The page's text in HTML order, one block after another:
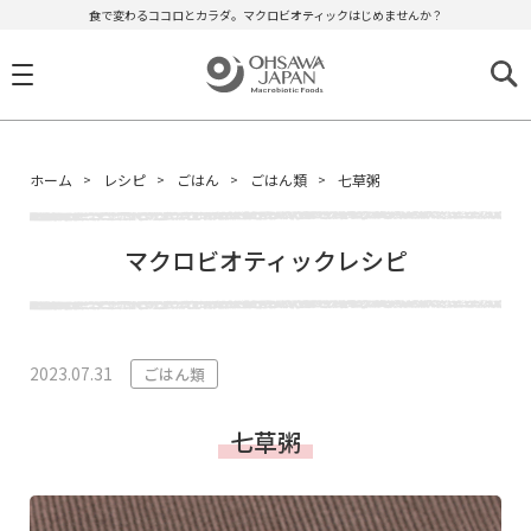
食で変わるココロとカラダ。マクロビオティックはじめませんか？
ホーム レシピ ごはん ごはん類 七草粥
マクロビオティックレシピ
2023.07.31 ごはん類
七草粥